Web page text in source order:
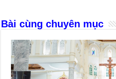
Bài cùng chuyên mục